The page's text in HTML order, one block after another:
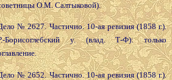
О.М. Салтыковой).
№ 2627. Частично. 10-ая ревизия (1858 г.).
Борисоглебский у. (влад. Т-Ф): только
№ 2652. Частично. 10-ая ревизия (1858 г.).